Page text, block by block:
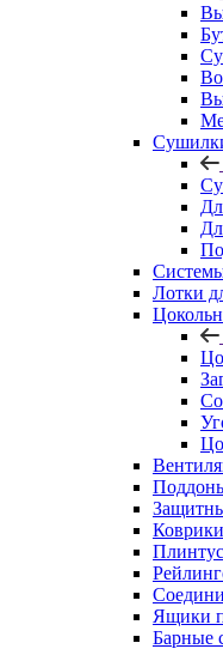
Лотки
Ящики
Барные